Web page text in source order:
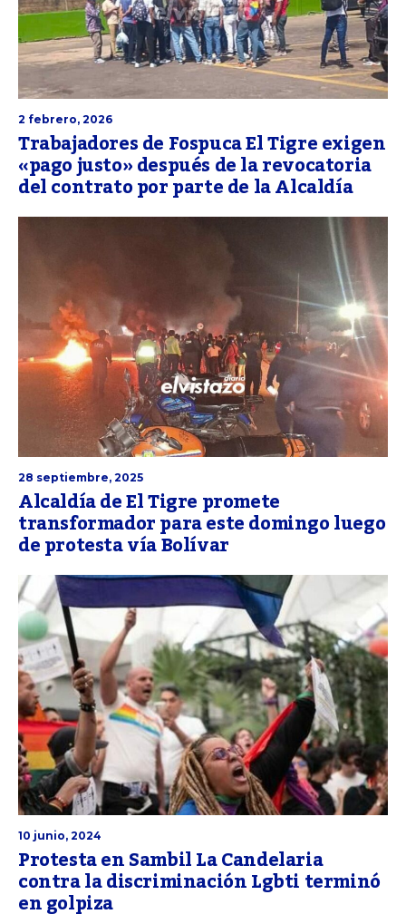
2 febrero, 2026
Trabajadores de Fospuca El Tigre exigen
«pago justo» después de la revocatoria
del contrato por parte de la Alcaldía
28 septiembre, 2025
Alcaldía de El Tigre promete
transformador para este domingo luego
de protesta vía Bolívar
10 junio, 2024
Protesta en Sambil La Candelaria
contra la discriminación Lgbti terminó
en golpiza